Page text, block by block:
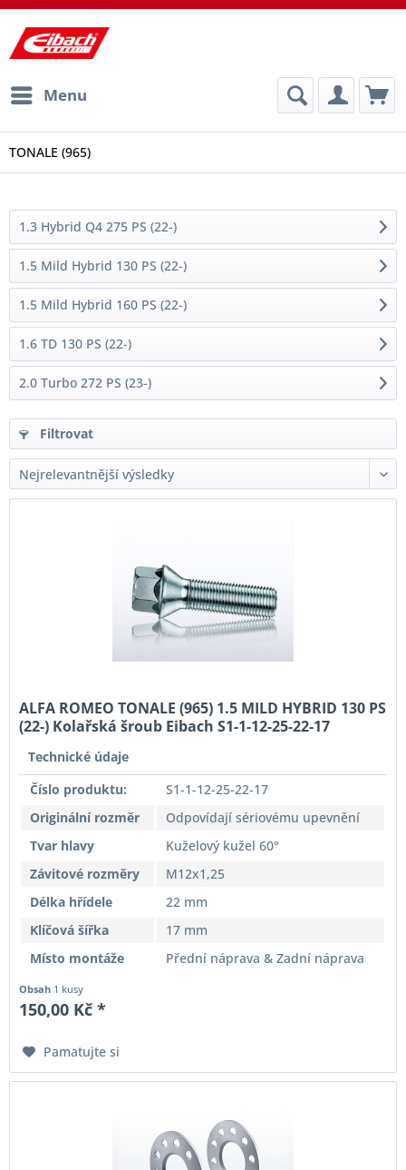
Menu
TONALE (965)
1.3 Hybrid Q4 275 PS (22-)
1.5 Mild Hybrid 130 PS (22-)
1.5 Mild Hybrid 160 PS (22-)
1.6 TD 130 PS (22-)
2.0 Turbo 272 PS (23-)
Filtrovat
ALFA ROMEO TONALE (965) 1.5 MILD HYBRID 130 PS
(22-) Kolařská šroub Eibach S1-1-12-25-22-17
Technické údaje
Číslo produktu:
S1-1-12-25-22-17
Originální rozměr
Odpovídají sériovému upevnění
Tvar hlavy
Kuželový kužel 60°
Závitové rozměry
M12x1,25
Délka hřídele
22 mm
Klíčová šířka
17 mm
Místo montáže
Přední náprava & Zadní náprava
Obsah 1 kusy
150,00 Kč *
Pamatujte si